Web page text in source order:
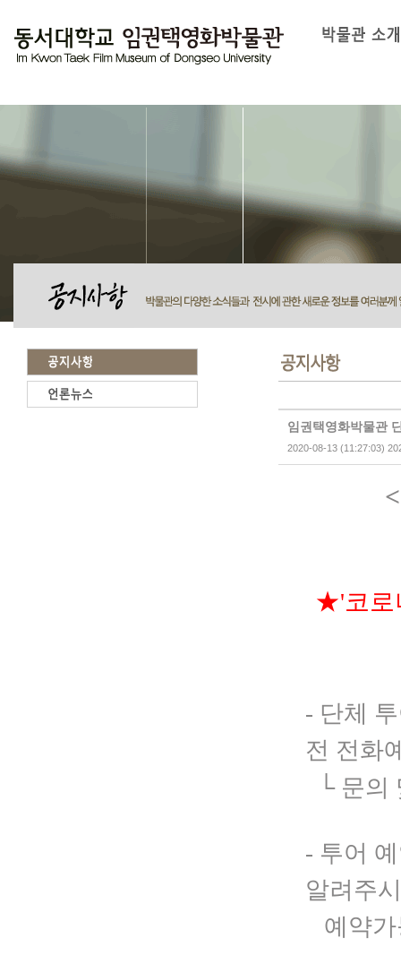
임권택영화박물관
2020-08-13 (11:27:03)
<
★'코로
- 단체
전 전화
└ 문의
- 투어
알려주
예약가